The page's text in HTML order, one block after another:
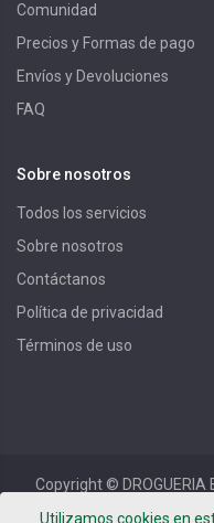
Utilizamos cookies en
Comunidad
Precios y Formas de pago
Envíos y Devoluciones
FAQ
Sobre nosotros
Todos los servicios
Sobre nosotros
Contáctanos
Política de privacidad
Términos de uso
Copyright © DROGUERIA
Project -
Términos de